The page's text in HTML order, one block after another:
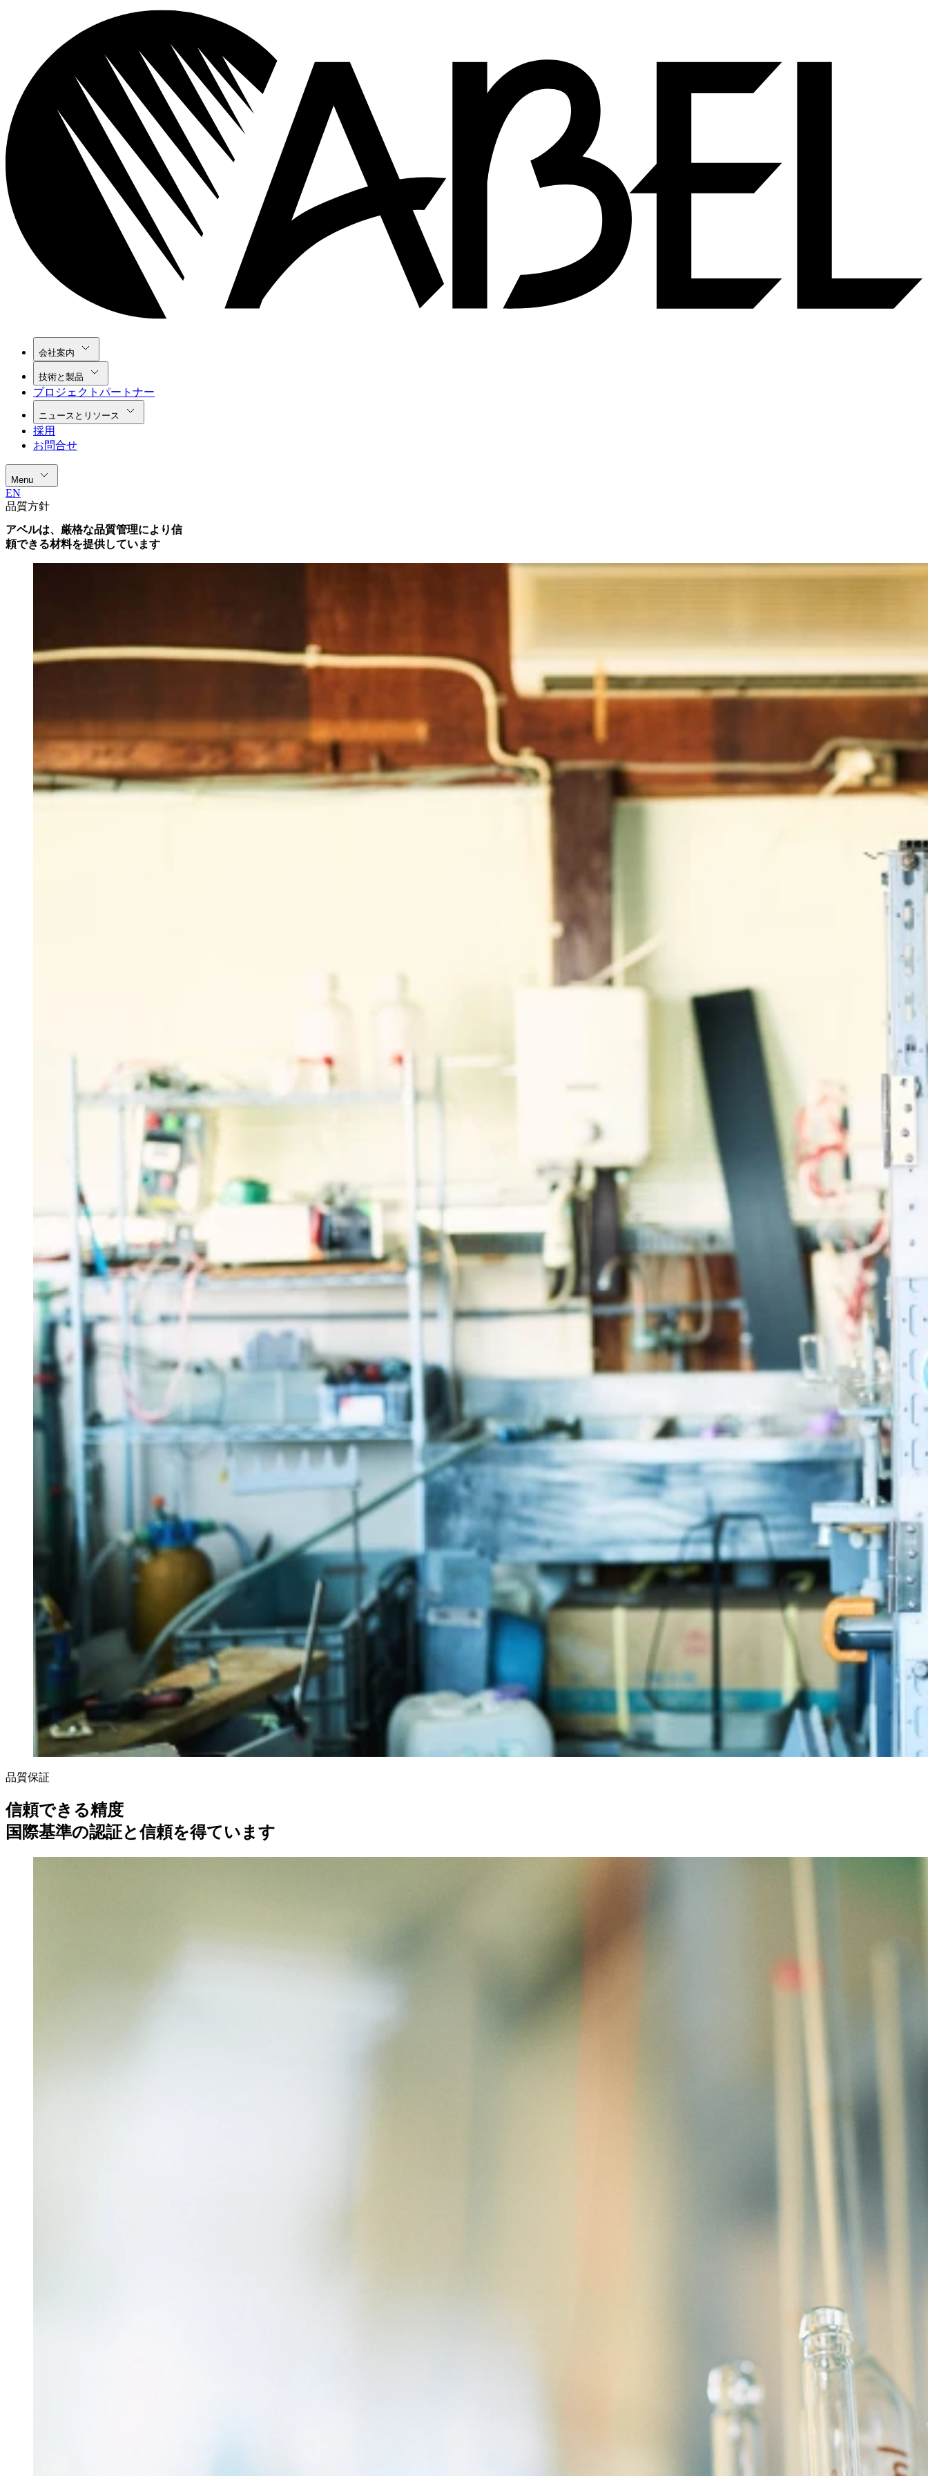
会社案内
技術と製品
プロジェクトパートナー
ニュースとリソース
採用
お問合せ
Menu
EN
品質方針
アベルは、厳格な品質管理により信
頼できる材料を提供しています
品質保証
信頼できる精度
国際基準の認証と信頼を得ています